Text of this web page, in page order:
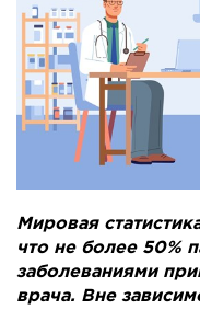
Мировая
что не более 50%
заболеваниями
врача. Вне